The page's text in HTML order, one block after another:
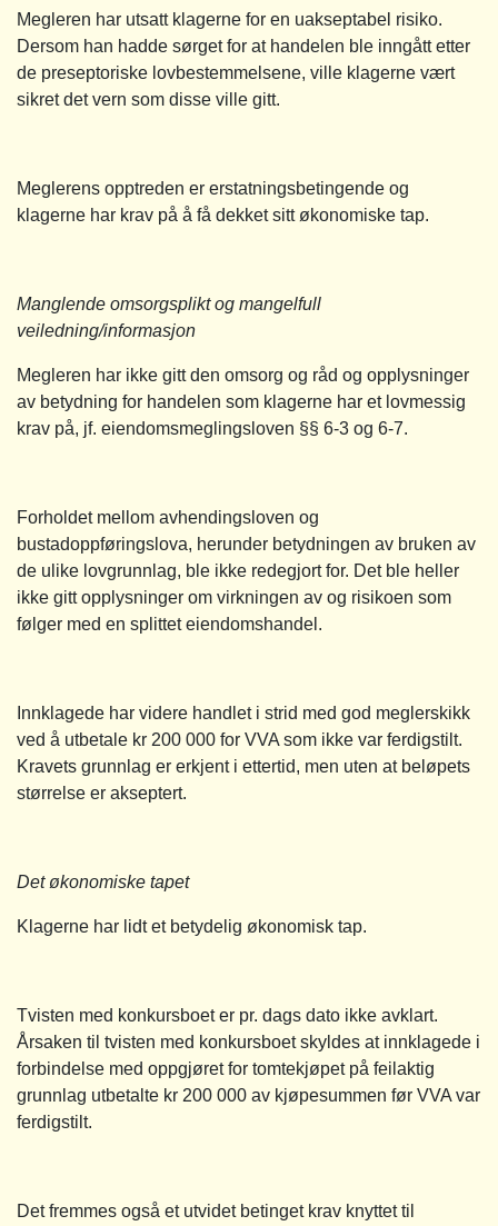
Megleren har utsatt klagerne for en uakseptabel risiko.
Dersom han hadde sørget for at handelen ble inngått etter
de preseptoriske lovbestemmelsene, ville klagerne vært
sikret det vern som disse ville gitt.
Meglerens opptreden er erstatningsbetingende og
klagerne har krav på å få dekket sitt økonomiske tap.
Manglende omsorgsplikt og mangelfull
veiledning/informasjon
Megleren har ikke gitt den omsorg og råd og opplysninger
av betydning for handelen som klagerne har et lovmessig
krav på, jf. eiendomsmeglingsloven §§ 6-3 og 6-7.
Forholdet mellom avhendingsloven og
bustadoppføringslova, herunder betydningen av bruken av
de ulike lovgrunnlag, ble ikke redegjort for. Det ble heller
ikke gitt opplysninger om virkningen av og risikoen som
følger med en splittet eiendomshandel.
Innklagede har videre handlet i strid med god meglerskikk
ved å utbetale kr 200 000 for VVA som ikke var ferdigstilt.
Kravets grunnlag er erkjent i ettertid, men uten at beløpets
størrelse er akseptert.
Det økonomiske tapet
Klagerne har lidt et betydelig økonomisk tap.
Tvisten med konkursboet er pr. dags dato ikke avklart.
Årsaken til tvisten med konkursboet skyldes at innklagede i
forbindelse med oppgjøret for tomtekjøpet på feilaktig
grunnlag utbetalte kr 200 000 av kjøpesummen før VVA var
ferdigstilt.
Det fremmes også et utvidet betinget krav knyttet til